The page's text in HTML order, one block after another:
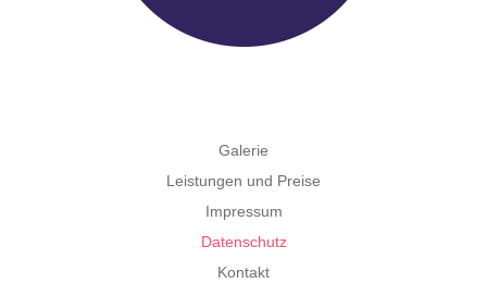
Galerie
Leistungen und Preise
Impressum
Datenschutz
Kontakt